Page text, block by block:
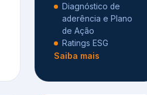
Diagnóstico de
aderência e Plano
de Ação
Ratings ESG
Saiba mais